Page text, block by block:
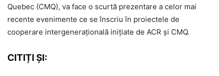
Quebec (CMQ), va face o scurtă prezentare a celor mai
recente evenimente ce se înscriu în proiectele de
cooperare intergenerațională inițiate de ACR și CMQ.
CITIȚI ȘI: